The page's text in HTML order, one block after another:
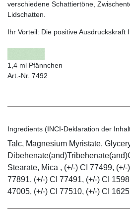
verschiedene Schattiertöne,
Lidschatten.
Ihr Vorteil: Die positive Ausdruckskraft
1,4 ml Pfännchen
Art.-Nr. 7492
Ingredients (INCI-Deklaration der
Talc, Magnesium Myristate,
Stearate, Mica , (+/-) CI 77499, (+/-
77891, (+/-) CI 77491, (+/-) CI
47005, (+/-) CI 77510, (+/-) CI